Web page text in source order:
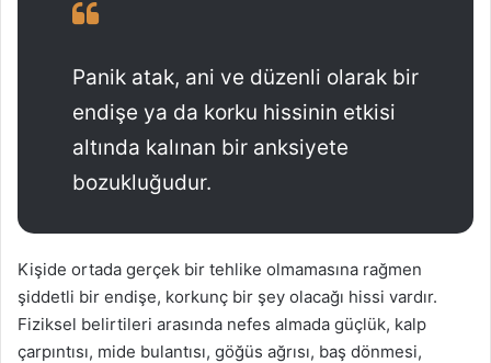
Panik atak, ani ve düzenli olarak bir
endişe ya da korku hissinin etkisi
altında kalınan bir anksiyete
bozukluğudur.
Kişide ortada gerçek bir tehlike olmamasına rağmen
şiddetli bir endişe, korkunç bir şey olacağı hissi vardır.
Fiziksel belirtileri arasında nefes almada güçlük, kalp
çarpıntısı, mide bulantısı, göğüs ağrısı, baş dönmesi,